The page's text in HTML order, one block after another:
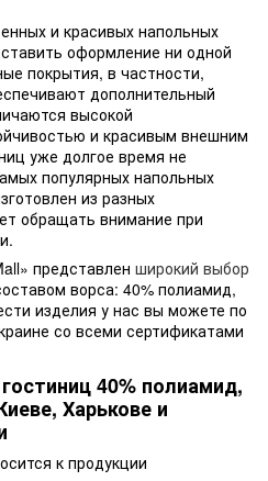
и красивых напольных
оформление ни одной
покрытия, в частности,
дополнительный
высокой
и красивым внешним
уже долгое время не
популярных напольных
из разных
обращать внимание при
представлен широкий выбор
ворса: 40% полиамид,
изделия у нас вы можете по
со всеми сертификатами
40% полиамид,
Харькове и
к продукции